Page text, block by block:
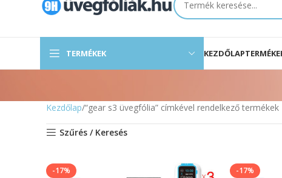
TERMÉKEK KEZDŐLAP
Kezdőlap “gear s3 üvegfólia” címkével rendelkező termékek
Szűrés / Keresés
-17%
-17%